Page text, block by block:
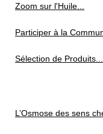
Zoom sur l'Huile...
Participer à la
Sélection de Produits...
L’Osmose des sens